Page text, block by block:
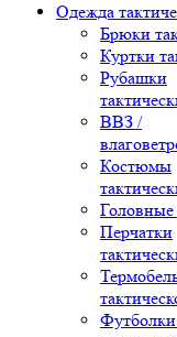
Одежда
Брюки
Куртки
Рубашки
ВВЗ /
Костюмы
Перчатки